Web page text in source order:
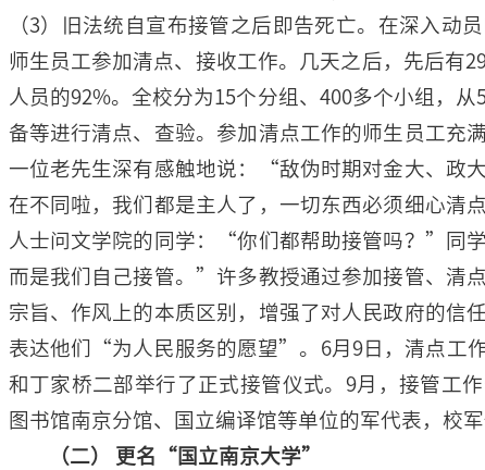
（3）旧法统自宣布接管之后即告死亡。在深入动
师生员工参加清点、接收工作。几天之后，先后有
人员的92%。全校分为15个分组、400多个小组，
备等进行清点、查验。参加清点工作的师生员工充
一位老先生深有感触地说：“敌伪时期对金大、政
在不同啦，我们都是主人了，一切东西必须细心清
人士问文学院的同学：“你们都帮助接管吗？”同
而是我们自己接管。”许多教授通过参加接管、清
宗旨、作风上的本质区别，增强了对人民政府的信
表达他们“为人民服务的愿望”。6月9日，清点工
和丁家桥二部举行了正式接管仪式。9月，接管工
图书馆南京分馆、国立编译馆等单位的军代表，校
（二） 更名“国立南京大学”